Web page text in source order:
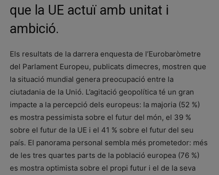
que la UE actuï amb unitat i
ambició.
Els resultats de la darrera enquesta de l’Eurobaròmetre
del Parlament Europeu, publicats dimecres, mostren que
la situació mundial genera preocupació entre la
ciutadania de la Unió. L’agitació geopolítica té un gran
impacte a la percepció dels europeus: la majoria (52 %)
es mostra pessimista sobre el futur del món, el 39 %
sobre el futur de la UE i el 41 % sobre el futur del seu
país. El panorama personal sembla més prometedor: més
de les tres quartes parts de la població europea (76 %)
es mostra optimista sobre el propi futur i el de la seva